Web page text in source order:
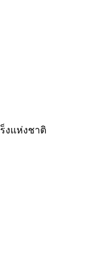
งแห่งชาติ